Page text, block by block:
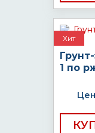
Хит
1 по